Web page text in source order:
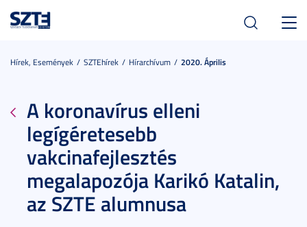
Hírek, Események SZTEhírek Hírarchívum 2020. Április
A koronavírus elleni
legígéretesebb
vakcinafejlesztés
megalapozója Karikó Katalin,
az SZTE alumnusa